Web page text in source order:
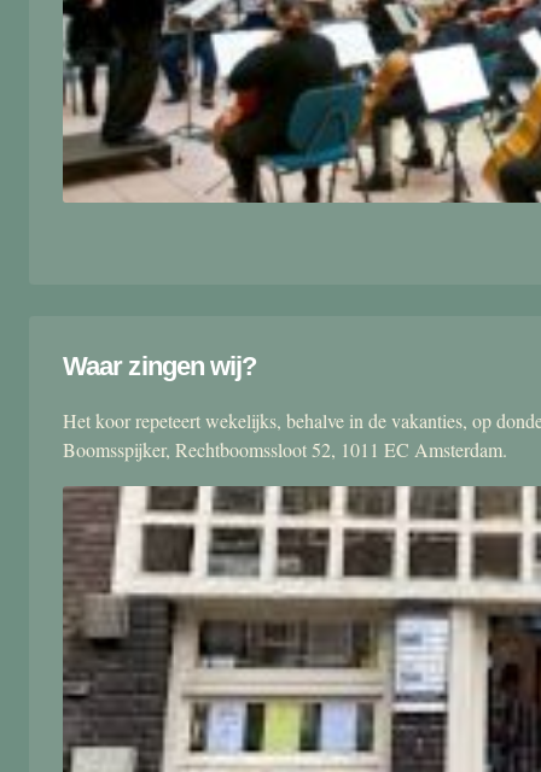
Waar zingen wij?
Het koor repeteert wekelijks, behalve in de vakanties, op
Boomsspijker, Rechtboomssloot 52, 1011 EC Amsterdam.